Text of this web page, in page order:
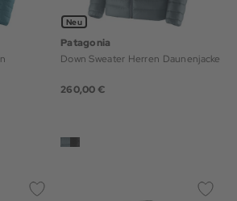
Neu
Patagonia
Down Sweater Herren Daunenjacke
260,00 €